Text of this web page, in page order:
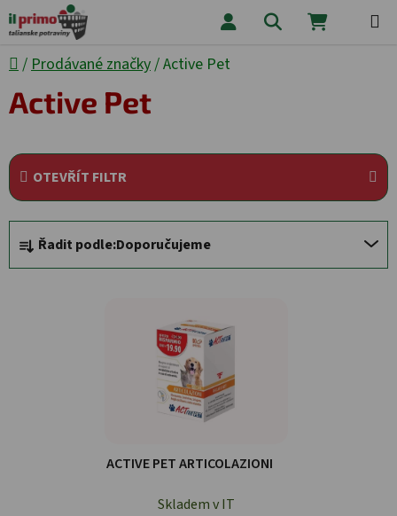
Přejít na obsah Hledat
Domů
/ Prodávané značky/Active Pet
Active Pet
OTEVŘÍT FILTR
Řazení produktů
Řadit podle:Doporučujeme
ACTIVE PET ARTICOLAZIONI
Skladem v IT